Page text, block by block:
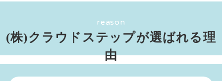
reason
(株)クラウドステップが選ばれる理
由